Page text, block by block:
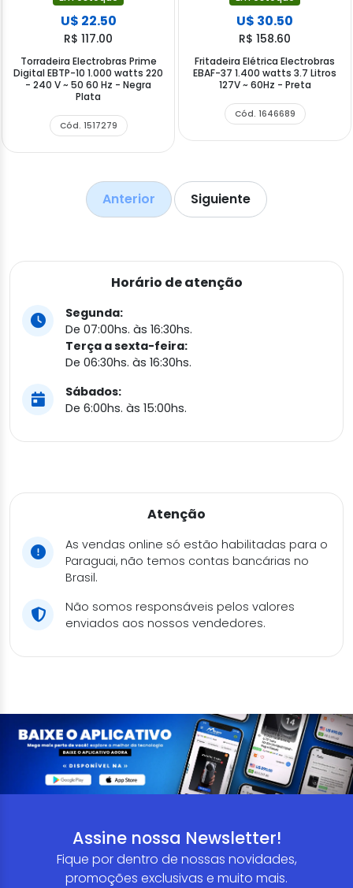
U$ 22.50
R$ 117.00
Torradeira Electrobras Prime
Digital EBTP-10 1.000 watts 220
- 240 V ~ 50 60 Hz - Negra
Plata
Cód. 1517279
U$ 30.50
R$ 158.60
Fritadeira Elétrica Electrobras
EBAF-37 1.400 watts 3.7 Litros
127V ~ 60Hz - Preta
Cód. 1646689
Anterior Siguiente
Horário de atenção
Segunda:
De 07:00hs. às 16:30hs.
Terça a sexta-feira:
De 06:30hs. às 16:30hs.
Sábados:
De 6:00hs. às 15:00hs.
Atenção
As vendas online só estão habilitadas para o
Paraguai, não temos contas bancárias no
Brasil.
Não somos responsáveis pelos valores
enviados aos nossos vendedores.
Assine nossa Newsletter!
Fique por dentro de nossas novidades,
promoções exclusivas e muito mais.